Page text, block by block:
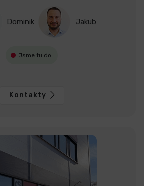
Dominik Jakub
Jsme tu do
Kontakty